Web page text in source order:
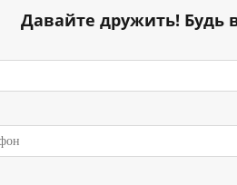
Давайте дружить! Будь